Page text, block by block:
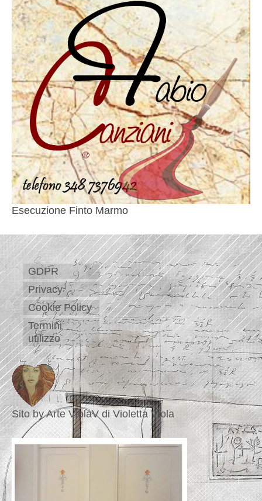
Esecuzione Finto Marmo
GDPR
Privacy
Cookie Policy
Termini
utilizzo
Sito by Arte ViolaV di Violetta Viola